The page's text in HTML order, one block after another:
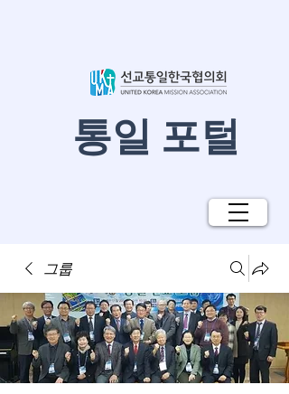
​통일 포털
그룹